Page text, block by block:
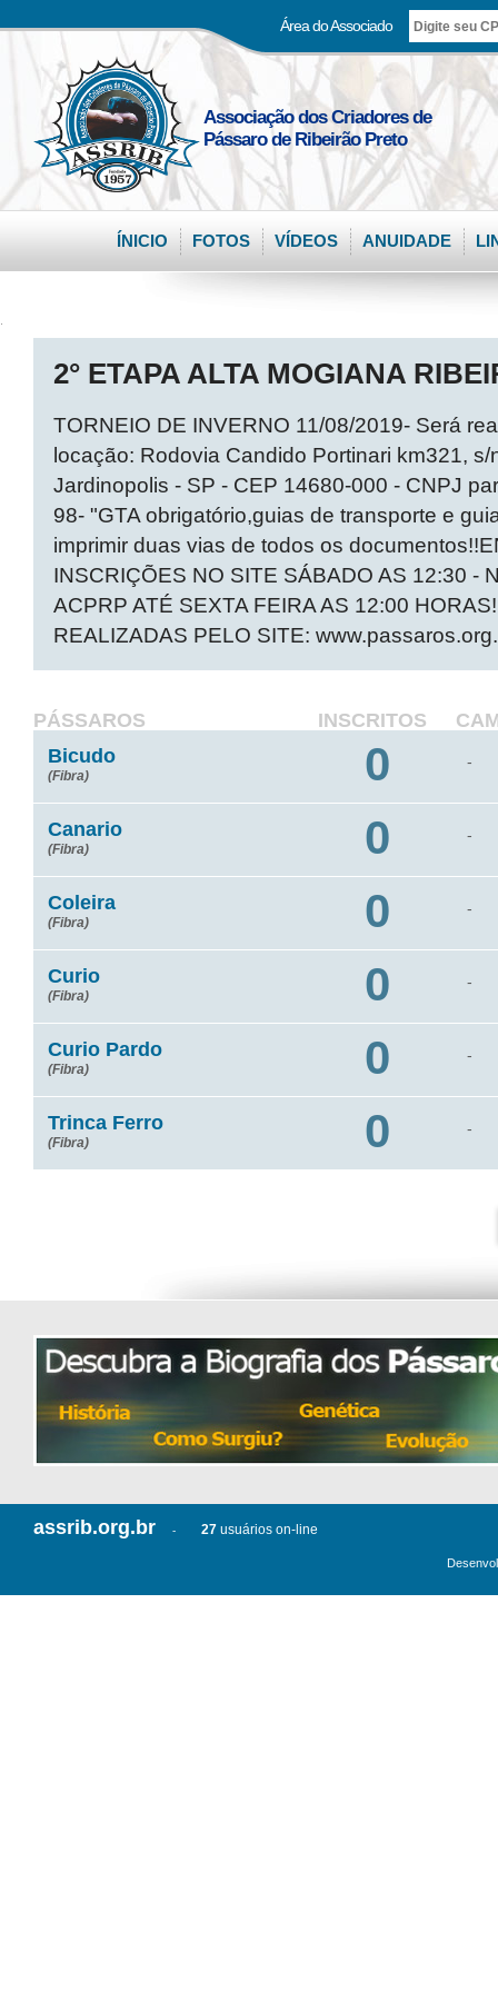
Área do Associado
Associação dos Criadores de
Pássaro de Ribeirão Preto
ÍNICIO FOTOS VÍDEOS ANUIDADE
2° ETAPA ALTA MOGIANA
TORNEIO DE INVERNO 11/08/2019- Será
locação: Rodovia Candido Portinari km321, s/
Jardinopolis - SP - CEP 14680-000 - CNPJ
98- "GTA obrigatório,guias de transporte e
imprimir duas vias de todos os
INSCRIÇÕES NO SITE SÁBADO AS 12:30 -
ACPRP ATÉ SEXTA FEIRA AS 12:00
REALIZADAS PELO SITE:
PÁSSAROS INSCRITOS
Bicudo
(Fibra) 0 -
Canario
(Fibra) 0 -
Coleira
(Fibra) 0 -
Curio
(Fibra) 0 -
Curio Pardo
(Fibra) 0 -
Trinca Ferro
(Fibra) 0 -
assrib.org.br - 27 usuários on-line